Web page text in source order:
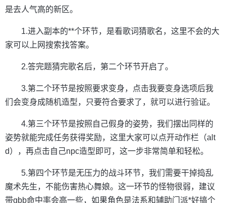
是去人气高的新区。
1.进入副本的**个环节，是看歌词猜歌名，这里不会的大
家可以上网搜索找答案。
2.答完题猜完歌名后，第二个环节开启了。
3.第二个环节是按照要求变身，点击我要变身选项后我
们会变身成随机造型，只要符合要求了，就可以进行验证。
4.第三个环节是按照自己假身的姿势，我们摆出同样的
姿势就能完成任务获得奖励，这里大家可以点开动作栏（alt
d），再点击自己npc造型即可，这一步非常简单和轻松。
5.第四个环节是无压力的战斗环节，我们需要干掉捣乱
魔术先生，不能伤害热心舞娘。这一环节的怪物很弱，建议
带gbb命中率会高一些，如果角色是法系和辅助门派*好搞个